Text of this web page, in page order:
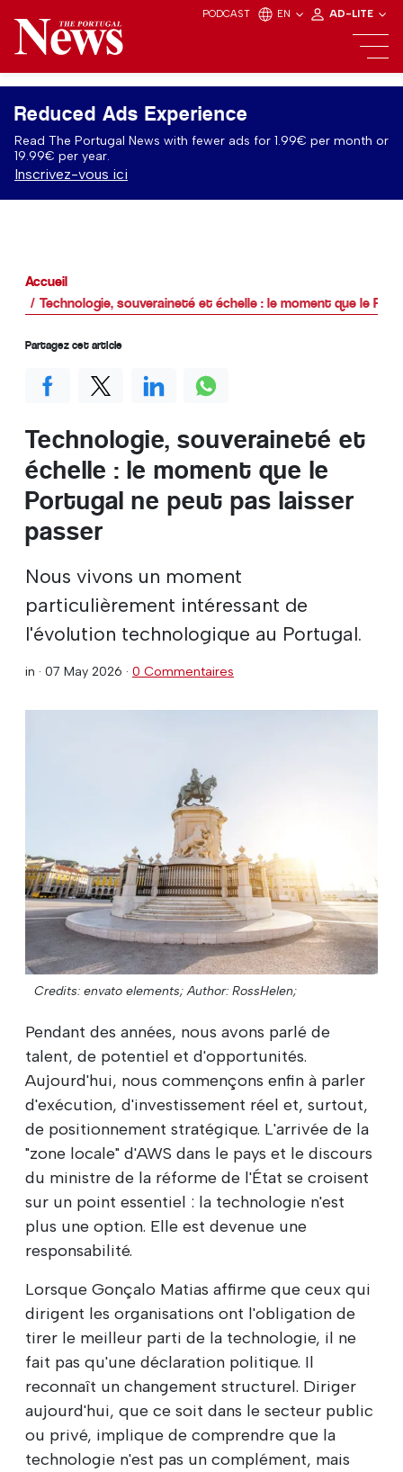
PODCAST EN AD-LITE
Reduced Ads Experience
Read The Portugal News with fewer ads for 1.99€ per month or
19.99€ per year.
Inscrivez-vous ici
Accueil
Technologie, souveraineté et échelle : le moment que le
Technologie, souveraineté et
échelle : le moment que le
Portugal ne peut pas laisser
passer
Nous vivons un moment
particulièrement intéressant de
l'évolution technologique au Portugal.
in · 07 May 2026 · 0 Commentaires
Credits: envato elements; Author: RossHelen;
Pendant des années, nous avons parlé de
talent, de potentiel et d'opportunités.
Aujourd'hui, nous commençons enfin à parler
d'exécution, d'investissement réel et, surtout,
de positionnement stratégique. L'arrivée de la
"zone locale" d'AWS dans le pays et le discours
du ministre de la réforme de l'État se croisent
sur un point essentiel : la technologie n'est
plus une option. Elle est devenue une
responsabilité.
Lorsque Gonçalo Matias affirme que ceux qui
dirigent les organisations ont l'obligation de
tirer le meilleur parti de la technologie, il ne
fait pas qu'une déclaration politique. Il
reconnaît un changement structurel. Diriger
aujourd'hui, que ce soit dans le secteur public
ou privé, implique de comprendre que la
technologie n'est pas un complément, mais
Partagez cet article